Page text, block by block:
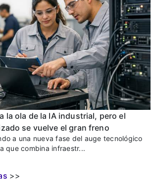
la ola de la IA industrial, pero el
se vuelve el gran freno
a una nueva fase del auge tecnológico
que combina infraestr...
>>